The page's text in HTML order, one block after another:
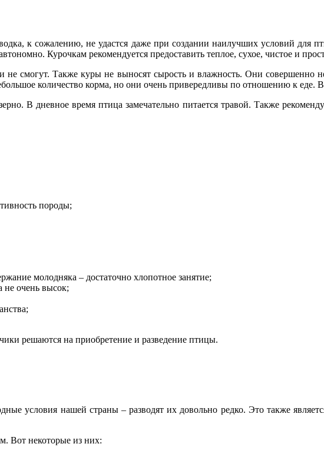
к сожалению, не удастся даже при создании наилучших условий для
Курочкам рекомендуется предоставить теплое, сухое, чистое и
смогут. Также куры не выносят сырость и влажность. Они совершенно
количество корма, но они очень привередливы по отношению к еде. В
В дневное время птица замечательно питается травой. Также
породы;
молодняка – достаточно хлопотное занятие;
не очень высок;
решаются на приобретение и разведение птицы.
условия нашей страны – разводят их довольно редко. Это также
Вот некоторые из них: